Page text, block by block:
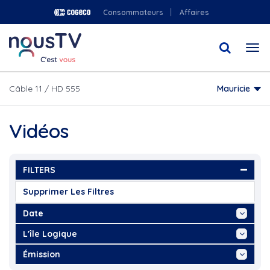
au
contenu
principal
Consommateurs Affaires
Câble 11 / HD 555 Mauricie
Vidéos
FILTERS
Supprimer Les Filtres
Date
Aujourd'hui
Cette Semaine
Ce Mois
L'île Logique
"Amélie St-Yves,...
"Andy Bast, Chanson via...
Émission